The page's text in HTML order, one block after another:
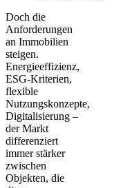
Doch die
Anforderungen
an Immobilien
steigen.
Energieeffizienz,
ESG-Kriterien,
flexible
Nutzungskonzepte,
Digitalisierung –
der Markt
differenziert
immer stärker
zwischen
Objekten, die